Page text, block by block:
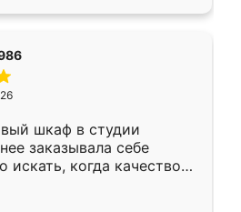
шкаф в студии
заказывала себе
искать, когда качеством
Служит кухня уже почти
нет.